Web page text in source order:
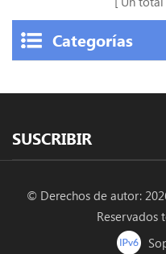
Categorías
SUSCRIBIR
© Derechos de autor:
Reservados